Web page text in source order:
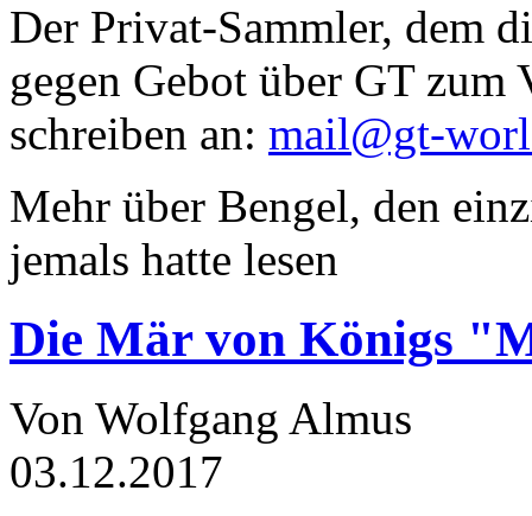
Der Privat-Sammler, dem
gegen Gebot über GT zum
schreiben an: mail@gt-
Mehr über Bengel, den
jemals hatte lesen
Die Mär von Königs
Von Wolfgang Almus
03.12.2017